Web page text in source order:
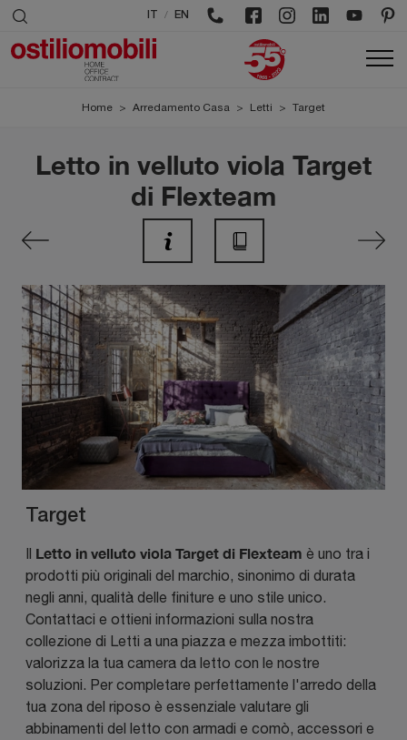
/ EN
Home > Arredamento Casa > Letti > Target
Letto in velluto viola Target
di Flexteam
Target
Il Letto in velluto viola Target di Flexteam è uno tra i
prodotti più originali del marchio, sinonimo di durata
negli anni, qualità delle finiture e uno stile unico.
Contattaci e ottieni informazioni sulla nostra
collezione di Letti a una piazza e mezza imbottiti:
valorizza la tua camera da letto con le nostre
soluzioni. Per completare perfettamente l'arredo della
tua zona del riposo è essenziale valutare gli
abbinamenti del letto con armadi e comò, accessori e